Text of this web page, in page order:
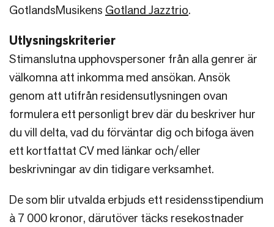
GotlandsMusikens Gotland Jazztrio.
Utlysningskriterier
Stimanslutna upphovspersoner från alla genrer är
välkomna att inkomma med ansökan. Ansök
genom att utifrån residensutlysningen ovan
formulera ett personligt brev där du beskriver hur
du vill delta, vad du förväntar dig och bifoga även
ett kortfattat CV med länkar och/eller
beskrivningar av din tidigare verksamhet.
De som blir utvalda erbjuds ett residensstipendium
à 7 000 kronor, därutöver täcks resekostnader